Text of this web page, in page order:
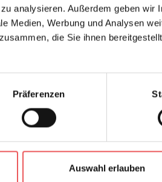
analysieren. Außerdem geben wir
Medien, Werbung und Analysen
die Sie ihnen
Präferenzen
Auswahl erlauben